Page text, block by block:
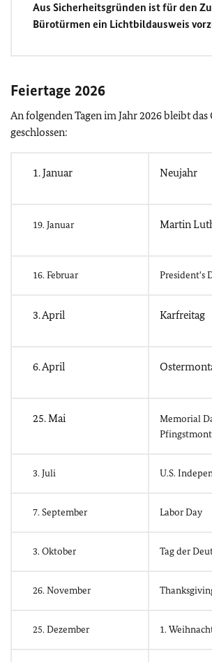
Aus Sicherheitsgründen ist für den
Bürotürmen ein Lichtbildausweis
Feiertage 2026
An folgenden Tagen im Jahr 2026 bleibt
geschlossen:
1. Januar Neujahr
19. Januar Martin
16. Februar President's
3. April Karfreitag
6. April
25. Mai
Memorial
3. Juli U.S.
7. September Labor Day
3. Oktober Tag der
26. November
25. Dezember 1.